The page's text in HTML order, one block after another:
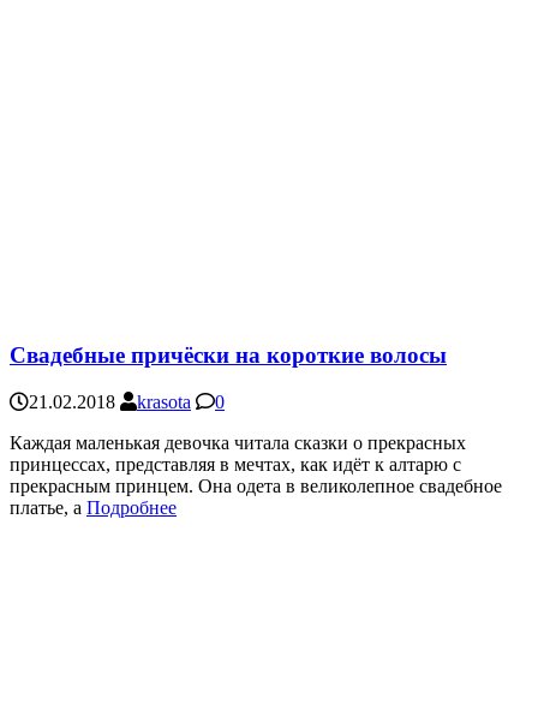
Свадебные причёски на короткие волосы
21.02.2018 krasota
0
Каждая маленькая девочка читала сказки о прекрасных
принцессах, представляя в мечтах, как идёт к алтарю с
прекрасным принцем. Она одета в великолепное свадебное
платье, а Подробнее